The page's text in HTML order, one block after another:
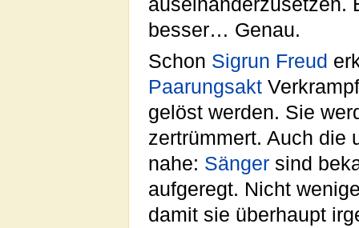
auseinanderzusetzen.
besser… Genau.
Schon Sigrun Freud
Paarungsakt
gelöst werden. Sie
zertrümmert. Auch die
nahe: Sänger sind
aufgeregt. Nicht
damit sie überhaupt